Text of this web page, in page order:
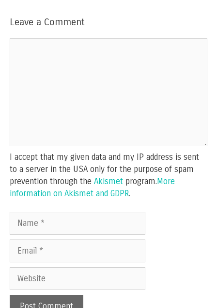
Leave a Comment
I accept that my given data and my IP address is sent
to a server in the USA only for the purpose of spam
prevention through the Akismet program.More
information on Akismet and GDPR.
Name
Email
Website